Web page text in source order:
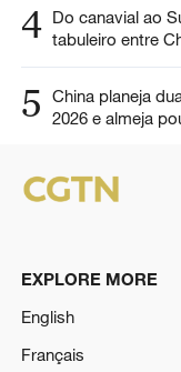
4 Do canavial ao
tabuleiro entre
5
China planeja
2026 e almeja
EXPLORE MORE
English
Français